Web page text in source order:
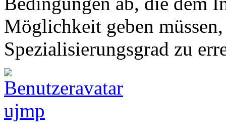
Möglichkeit geben
Spezialisierungsgrad zu
ujmp